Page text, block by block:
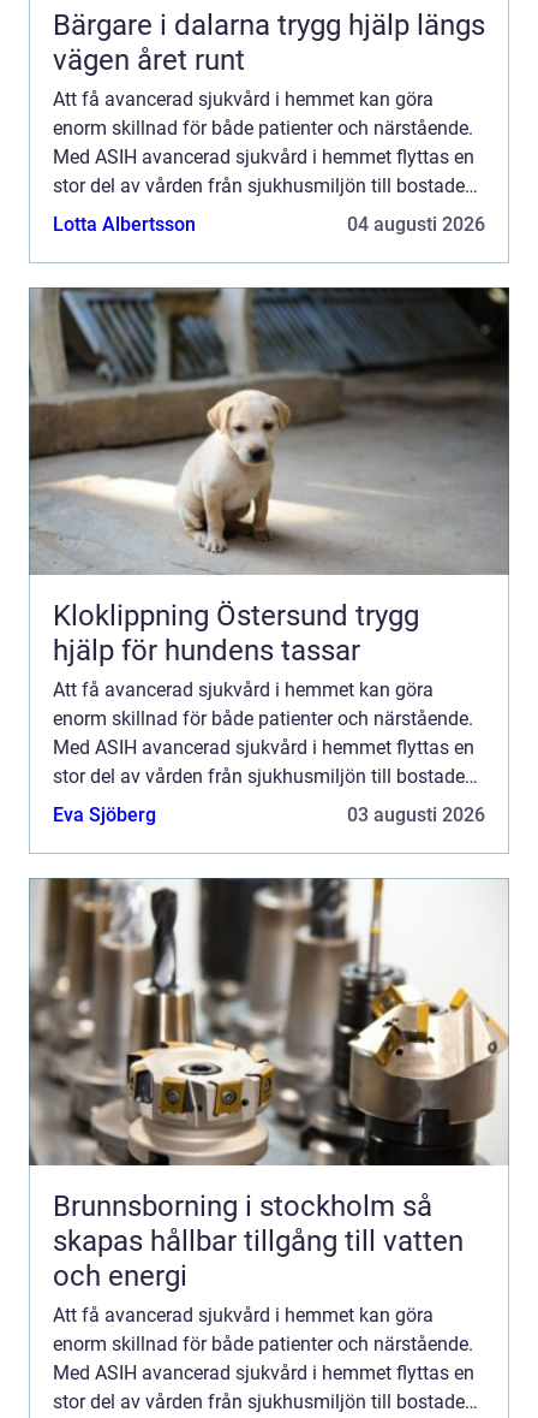
Bärgare i dalarna trygg hjälp längs
vägen året runt
Att få avancerad sjukvård i hemmet kan göra
enorm skillnad för både patienter och närstående.
Med ASIH avancerad sjukvård i hemmet flyttas en
stor del av vården från sjukhusmiljön till bostaden,
utan att tumma på medicinsk säkerhet eller
Lotta Albertsson 04 augusti 2026
Kloklippning Östersund trygg
hjälp för hundens tassar
Att få avancerad sjukvård i hemmet kan göra
enorm skillnad för både patienter och närstående.
Med ASIH avancerad sjukvård i hemmet flyttas en
stor del av vården från sjukhusmiljön till bostaden,
utan att tumma på medicinsk säkerhet eller
Eva Sjöberg 03 augusti 2026
Brunnsborning i stockholm så
skapas hållbar tillgång till vatten
och energi
Att få avancerad sjukvård i hemmet kan göra
enorm skillnad för både patienter och närstående.
Med ASIH avancerad sjukvård i hemmet flyttas en
stor del av vården från sjukhusmiljön till bostaden,